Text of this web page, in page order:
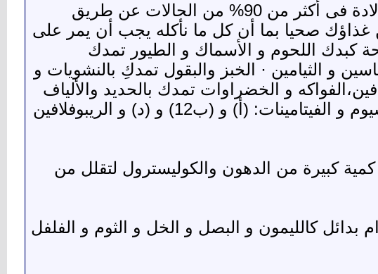
18. إذا كنتى حامل يمكن منع وصول العدوى لطفلك أثناء الولادة فى أكثر من 90% من الحالات عن طريق
غذاؤك صحيا بما أن كل ما نأكله يجب أن يمر على
كبدك اللحوم و الأسماك و الطيور تمدك
الحديد والألياف و الفيتامينات أ) و (ب12) و النياسين و الثيامين · الخبز والبقول تمدكِ بالنشويات و
و الخضراوات تمدك بالحديد والألياف
و الفيتامينات: (أ) و (ج)الألبان و منتجات الألبان تمدك بالكالسيوم و الفيتامينات: (أ) و (ب12) و (د) و الريبوفلافين
تحتوى على كمية كبيرة من الدهون والكوليسترول لتقلل من
بدائل كالليمون و البصل و الخل و الثوم و الفلفل